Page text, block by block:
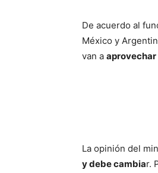
De acuerdo al
México y
van a
La opinión del
y debe cambiar.